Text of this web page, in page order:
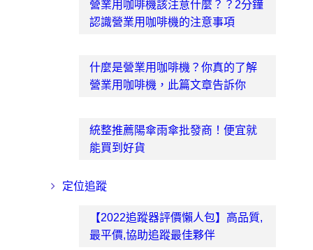
營業用咖啡機該注意什麼？？2分鐘
認識營業用咖啡機的注意事項
什麼是營業用咖啡機？你真的了解
營業用咖啡機，此篇文章告訴你
統整推薦陽傘雨傘批發商！便宜就
能買到好貨
定位追蹤
【2022追蹤器評價懶人包】高品質,
最平價,協助追蹤最佳夥伴